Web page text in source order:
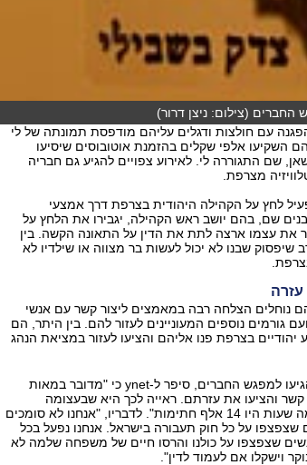
(צילום: ניצן דרור)
עם חולצות ודגלים עליהם מודפסת תמונתה של לי
השקיעו אלפי שקלים בהזמנת אוטובוסים שיסיעו
שם התגוררה לי. לאירוע צפויים להגיע גם חבריה
מצרפת.
לחץ על הקהילה היהודית בצרפת דרך אמצעי
שם, בהם יושב ראש הקהילה, יגבירו את הלחץ על
את עצמו ארצה לתת את הדין על התאונה הקשה. בין
שיפסוק שבנו לא יכול לעשות בר מצווה או שילדיו לא
עזרה
נוחלים הצלחה רבה במאמצים ליצור קשר עם אנשי
גורמים נוספים המעוניינים לעזור להם. בין היתר, הם
יהודיים בצרפת פנו אליהם והציעו לעזור במציאת הנהג
ניר רוזין, אחד האנשים שהגיעו למפגש החברים, סיפר ל-ynet כי "מדובר במאות
קשר והציעו את עזרתם. ראייה לכך היא שבעצומה
שהוצאנו בפייסבוק תוך כמה שעות היו 14 אלף חתימות". לדבריו, "אנחנו לא סומכים
על כל חוק תעבורה בישראל. אנחנו נפעל בכל
שצפצפו על כולנו והרסו חיים של משפחה שלמה לא
וישקלו אם לעמוד לדין".